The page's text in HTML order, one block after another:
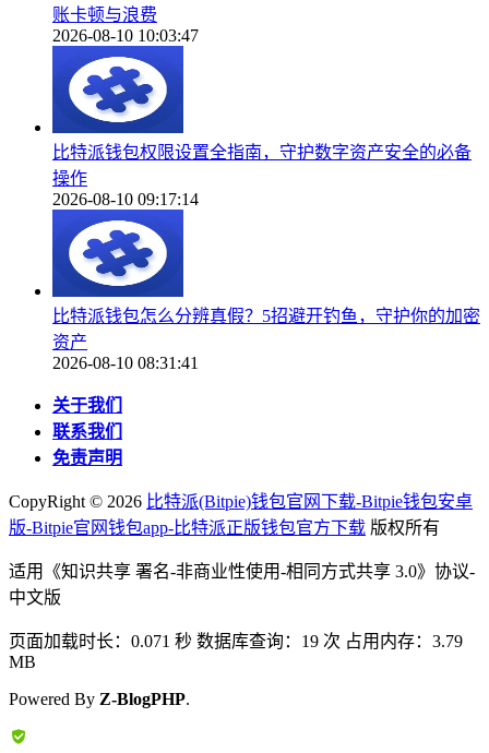
账卡顿与浪费
2026-08-10 10:03:47
比特派钱包权限设置全指南，守护数字资产安全的必备
操作
2026-08-10 09:17:14
比特派钱包怎么分辨真假？5招避开钓鱼，守护你的加密
资产
2026-08-10 08:31:41
关于我们
联系我们
免责声明
CopyRight © 2026 比特派(Bitpie)钱包官网下载-Bitpie钱包安卓
版-Bitpie官网钱包app-比特派正版钱包官方下载 版权所有
适用《知识共享 署名-非商业性使用-相同方式共享 3.0》协议-
中文版
页面加载时长：0.071 秒 数据库查询：19 次 占用内存：3.79
MB
Powered By Z-BlogPHP.